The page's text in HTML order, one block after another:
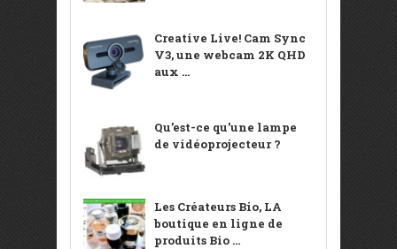
Creative Live! Cam Sync
V3, une webcam 2K QHD
aux ...
Qu’est-ce qu’une lampe
de vidéoprojecteur ?
Les Créateurs Bio, LA
boutique en ligne de
produits Bio ...